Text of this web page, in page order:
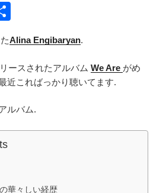
Alina Engibaryan.
ースされたアルバム We Are がめ
近こればっかり聴いてます.
ルバム.
華々しい経歴